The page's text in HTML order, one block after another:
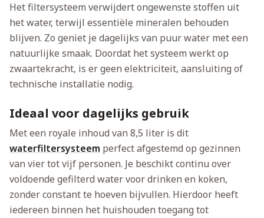
Het filtersysteem verwijdert ongewenste stoffen uit
het water, terwijl essentiële mineralen behouden
blijven. Zo geniet je dagelijks van puur water met een
natuurlijke smaak. Doordat het systeem werkt op
zwaartekracht, is er geen elektriciteit, aansluiting of
technische installatie nodig.
Ideaal voor dagelijks gebruik
Met een royale inhoud van 8,5 liter is dit
waterfiltersysteem perfect afgestemd op gezinnen
van vier tot vijf personen. Je beschikt continu over
voldoende gefilterd water voor drinken en koken,
zonder constant te hoeven bijvullen. Hierdoor heeft
iedereen binnen het huishouden toegang tot